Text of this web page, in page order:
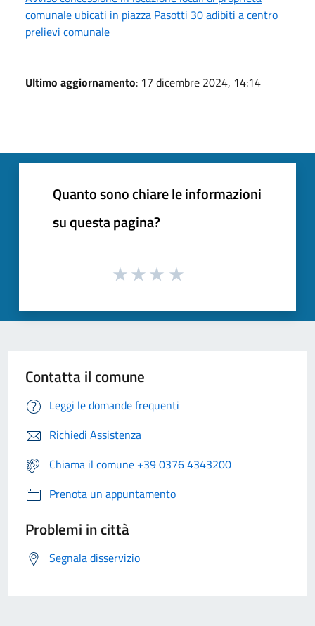
comunale ubicati in piazza Pasotti 30 adibiti a centro
prelievi comunale
Ultimo aggiornamento: 17 dicembre 2024, 14:14
Quanto sono chiare le informazioni
su questa pagina?
Contatta il comune
Leggi le domande frequenti
Richiedi Assistenza
Chiama il comune +39 0376 4343200
Prenota un appuntamento
Problemi in città
Segnala disservizio